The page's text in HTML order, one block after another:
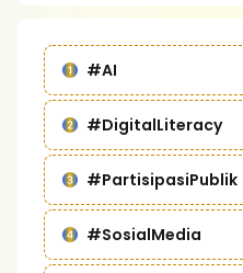
#AI
#DigitalLiteracy
#PartisipasiPublik
#SosialMedia